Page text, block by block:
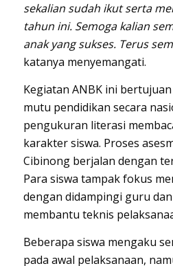
sekalian sudah ikut serta
tahun ini. Semoga kalian
anak yang sukses. Terus
katanya menyemangati.
Kegiatan ANBK ini
mutu pendidikan secara
pengukuran literasi
karakter siswa. Proses
Cibinong berjalan dengan
Para siswa tampak fokus
dengan didampingi guru
membantu teknis
Beberapa siswa mengaku
pada awal pelaksanaan,